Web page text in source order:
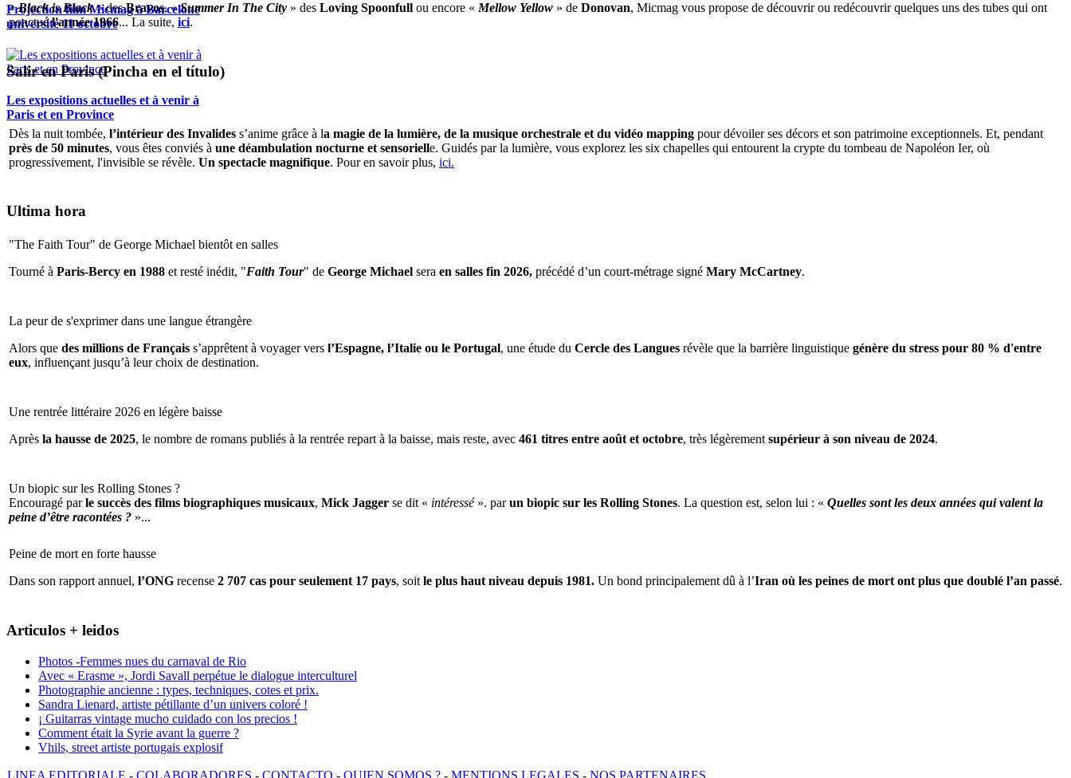
Projection film Micmag à Barcelone
université 11 octobre
Les expositions actuelles et à venir à
Paris et en Province
«Black is Black» desBravos, «Summer In The City » des Loving Spoonfull ou encore « Mellow Yellow » de Donovan, Micmag vous propose de découvrir ou redécouvrir quelques uns des tubes qui ont
ponctuél'année 1966... La suite, ici.
Salir en Paris (Pincha en el título)
Dès la nuit tombée, l’intérieur des Invalides s’anime grâce à la magie de la lumière, de la musique orchestrale et du vidéo mapping pour dévoiler ses décors et son patrimoine exceptionnels. Et, pendant
près de 50 minutes, vous êtes conviés à une déambulation nocturne et sensorielle. Guidés par la lumière, vous explorez les six chapelles qui entourent la crypte du tombeau de Napoléon Ier, où
progressivement, l'invisible se révèle. Un spectacle magnifique. Pour en savoir plus, ici.
Ultima hora
"The Faith Tour" de George Michael bientôt en salles
Tourné à Paris-Bercy en 1988 et resté inédit, "Faith Tour" de George Michael sera en salles fin 2026, précédé d’un court-métrage signé Mary McCartney.
La peur de s'exprimer dans une langue étrangère
Alors que des millions de Français s’apprêtent à voyager vers l’Espagne, l’Italie ou le Portugal, une étude du Cercle des Langues révèle que la barrière linguistique génère du stress pour 80 % d'entre
eux, influençant jusqu’à leur choix de destination.
Une rentrée littéraire 2026 en légère baisse
Après la hausse de 2025, le nombre de romans publiés à la rentrée repart à la baisse, mais reste, avec 461 titres entre août et octobre, très légèrement supérieur à son niveau de 2024.
Un biopic sur les Rolling Stones ?
Encouragé parle succès des films biographiques musicaux, Mick Jagger se dit « intéressé ». parun biopic sur les Rolling Stones. La question est, selon lui : « Quelles sont les deux années qui valent la
peine d’être racontées ? »...
Peine de mort en forte hausse
Dans son rapport annuel, l’ONG recense 2 707 cas pour seulement 17 pays, soit le plus haut niveau depuis 1981. Un bond principalement dû à l’Iran où les peines de mort ont plus que doublé l’an passé.
Articulos + leidos
Photos -Femmes nues du carnaval de Rio
Avec « Erasme », Jordi Savall perpétue le dialogue interculturel
Photographie ancienne : types, techniques, cotes et prix.
Sandra Lienard, artiste pétillante d’un univers coloré !
¡ Guitarras vintage mucho cuidado con los precios !
Comment était la Syrie avant la guerre ?
Vhils, street artiste portugais explosif
LINEA EDITORIALE - COLABORADORES - CONTACTO - QUIEN SOMOS ? - MENTIONS LEGALES - NOS PARTENAIRES